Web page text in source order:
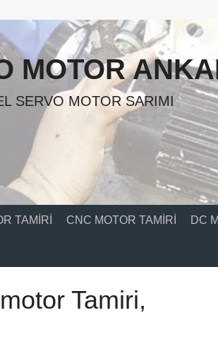
MOTOR
SERVO MOTOR SARIMI
TAMIRI CNC MOTOR TAMIRI DC
Tamiri,